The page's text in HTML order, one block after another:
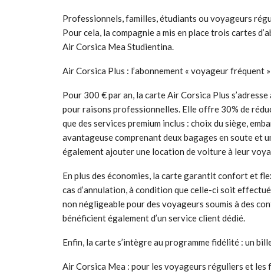
Professionnels, familles, étudiants ou voyageurs
Pour cela, la compagnie a mis en place trois cartes
Air Corsica Mea Studientina.
Air Corsica Plus : l’abonnement « voyageur fréquent »
Pour 300 € par an, la carte Air Corsica Plus
pour raisons professionnelles. Elle offre 30% de
que des services premium inclus : choix du siège,
avantageuse comprenant deux bagages en soute et
également ajouter une location de voiture à leur
En plus des économies, la carte garantit confort et
cas d’annulation, à condition que celle-ci soit
non négligeable pour des voyageurs soumis à des
bénéficient également d’un service client dédié.
Enfin, la carte s’intègre au programme fidélité : un
Air Corsica Mea : pour les voyageurs réguliers et les